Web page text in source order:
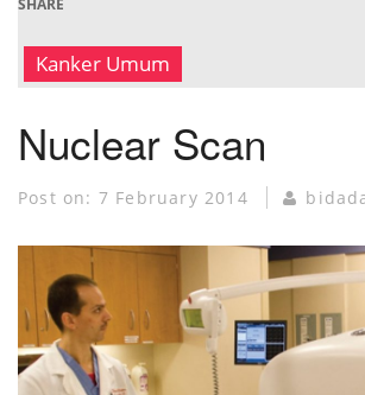
SHARE
Kanker Umum
Nuclear Scan
Post on: 7 February 2014